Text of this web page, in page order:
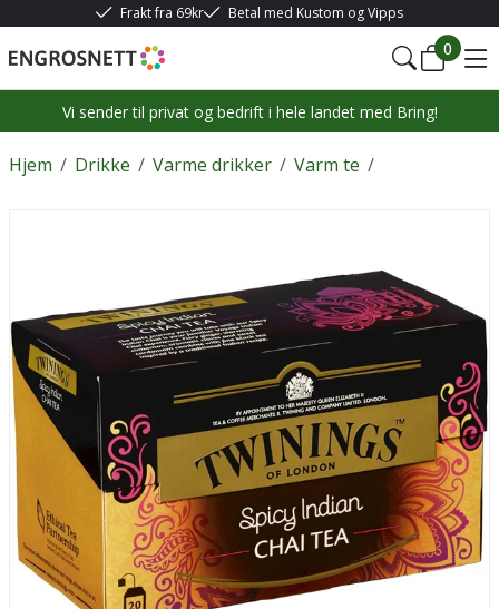
Frakt fra 69kr Betal med Kustom og Vipps
0
Vi sender til privat og bedrift i hele landet med Bring!
/
Hjem /
Drikke /
Varme drikker /
Varm te